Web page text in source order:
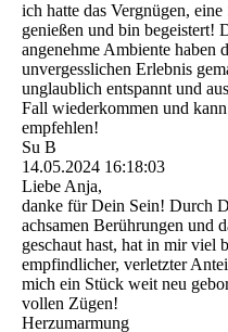
ich hatte das Vergnügen,
genießen und bin begeistert!
angenehme Ambiente haben
unvergesslichen Erlebnis
unglaublich entspannt und
Fall wiederkommen und
empfehlen!
Su B
14.05.2024 16:18:03
Liebe Anja,
danke für Dein Sein! Durch
achsamen Berührungen und
geschaut hast, hat in mir viel
empfindlicher, verletzter
mich ein Stück weit neu
vollen Zügen!
Herzumarmung